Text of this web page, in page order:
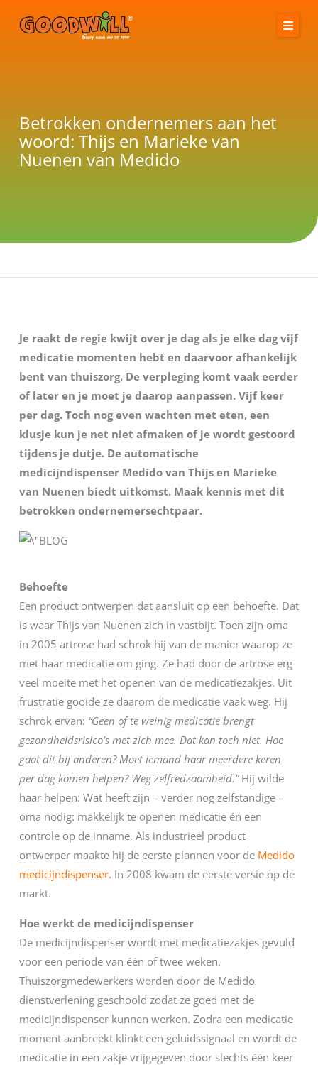
naar
Wie wij zijn
Goodwill Days
Word sponsor
Betrokken ondernemers aan het
woord: Thijs en Marieke van
Nuenen van Medido
Je raakt de regie kwijt over je dag als je elke dag vijf
medicatie momenten hebt en daarvoor afhankelijk
bent van thuiszorg. De verpleging komt vaak eerder
of later en je moet je daarop aanpassen. Vijf keer
per dag. Toch nog even wachten met eten, een
klusje kun je net niet afmaken of je wordt gestoord
tijdens je dutje. De automatische
medicijndispenser Medido van Thijs en Marieke
van Nuenen biedt uitkomst. Maak kennis met dit
betrokken ondernemersechtpaar.
Behoefte
Een product ontwerpen dat aansluit op een behoefte. Dat
is waar Thijs van Nuenen zich in vastbijt. Toen zijn oma
in 2005 artrose had schrok hij van de manier waarop ze
met haar medicatie om ging. Ze had door de artrose erg
veel moeite met het openen van de medicatiezakjes. Uit
frustratie gooide ze daarom de medicatie vaak weg. Hij
schrok ervan: “Geen of te weinig medicatie brengt
gezondheidsrisico’s met zich mee. Dat kan toch niet. Hoe
gaat dit bij anderen? Moet iemand haar meerdere keren
per dag komen helpen? Weg zelfredzaamheid.”Hij wilde
haar helpen: Wat heeft zijn – verder nog zelfstandige –
oma nodig: makkelijk te openen medicatie én een
controle op de inname. Als industrieel product
ontwerper maakte hij de eerste plannen voor de Medido
medicijndispenser. In 2008 kwam de eerste versie op de
markt.
Hoe werkt de medicijndispenser
De medicijndispenser wordt met medicatiezakjes gevuld
voor een periode van één of twee weken.
Thuiszorgmedewerkers worden door de Medido
dienstverlening geschoold zodat ze goed met de
medicijndispenser kunnen werken. Zodra een medicatie
moment aanbreekt klinkt een geluidssignaal en wordt de
medicatie in een zakje vrijgegeven door slechts één keer